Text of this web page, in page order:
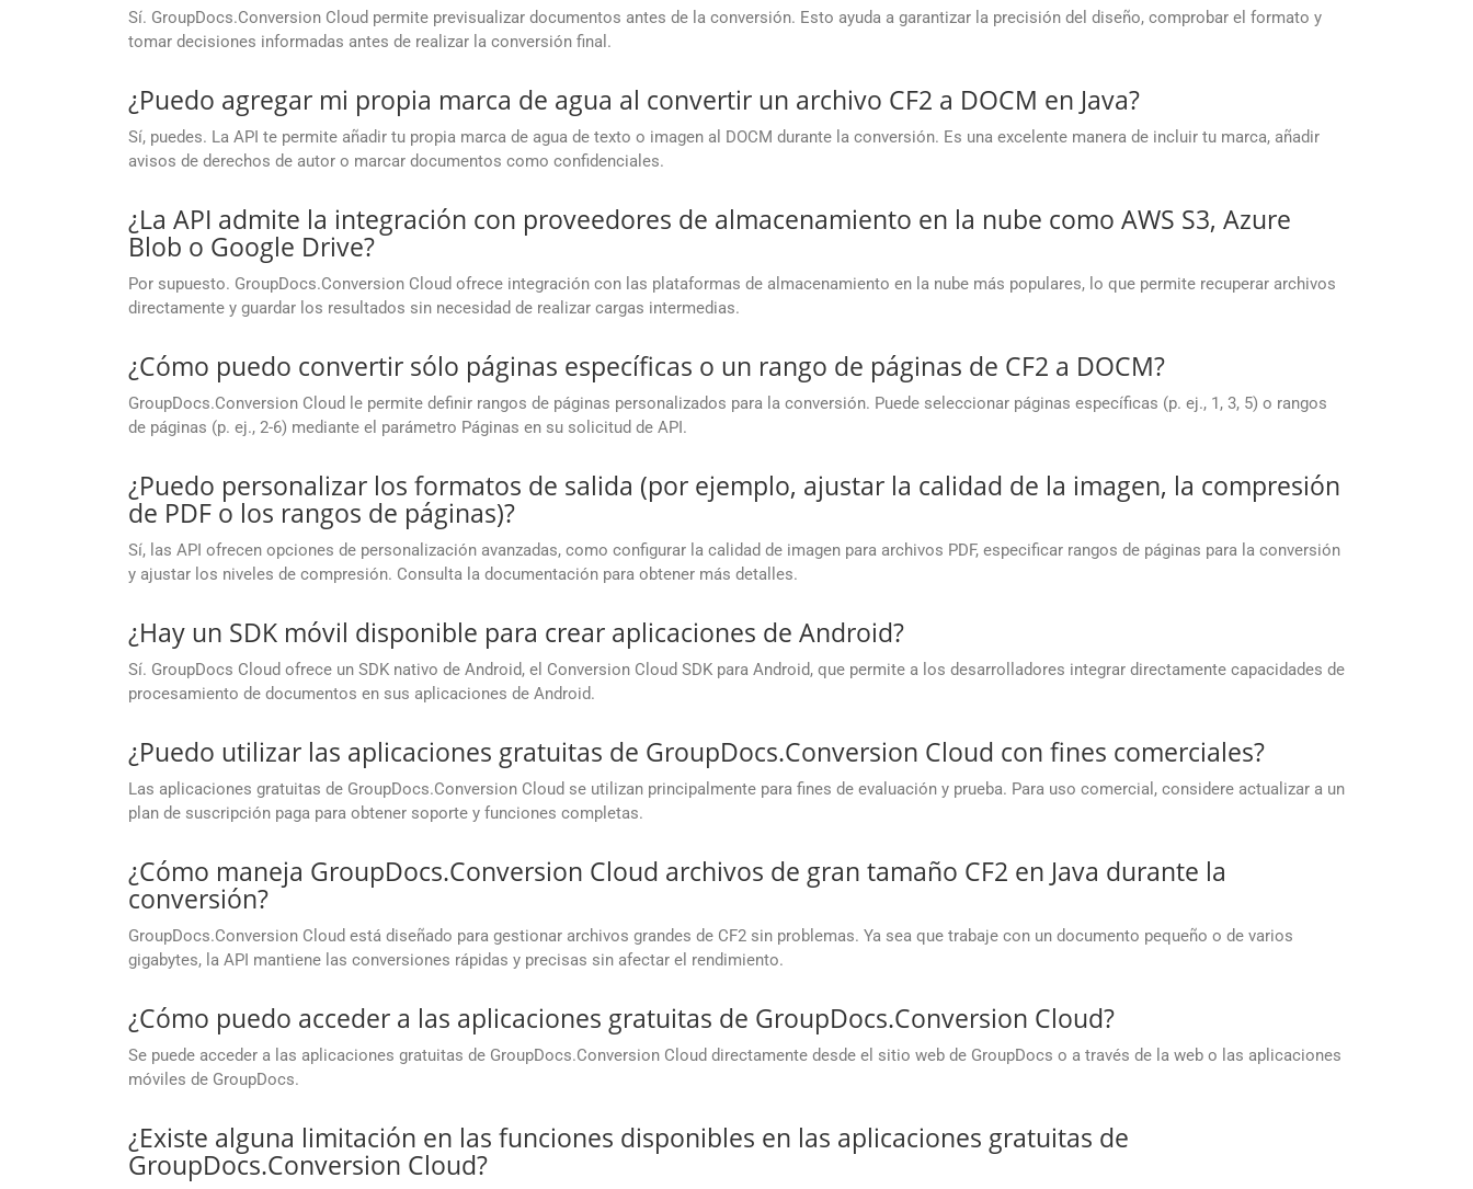
Sí. GroupDocs.Conversion Cloud permite previsualizar documentos antes de la conversión. Esto ayuda a garantizar la precisión del diseño, comprobar el formato y
tomar decisiones informadas antes de realizar la conversión final.
¿Puedo agregar mi propia marca de agua al convertir un archivo CF2 a DOCM en Java?
Sí, puedes. La API te permite añadir tu propia marca de agua de texto o imagen al DOCM durante la conversión. Es una excelente manera de incluir tu marca, añadir
avisos de derechos de autor o marcar documentos como confidenciales.
¿La API admite la integración con proveedores de almacenamiento en la nube como AWS S3, Azure
Blob o Google Drive?
Por supuesto. GroupDocs.Conversion Cloud ofrece integración con las plataformas de almacenamiento en la nube más populares, lo que permite recuperar archivos
directamente y guardar los resultados sin necesidad de realizar cargas intermedias.
¿Cómo puedo convertir sólo páginas específicas o un rango de páginas de CF2 a DOCM?
GroupDocs.Conversion Cloud le permite definir rangos de páginas personalizados para la conversión. Puede seleccionar páginas específicas (p. ej., 1, 3, 5) o rangos
de páginas (p. ej., 2-6) mediante el parámetro Páginas en su solicitud de API.
¿Puedo personalizar los formatos de salida (por ejemplo, ajustar la calidad de la imagen, la compresión
de PDF o los rangos de páginas)?
Sí, las API ofrecen opciones de personalización avanzadas, como configurar la calidad de imagen para archivos PDF, especificar rangos de páginas para la conversión
y ajustar los niveles de compresión. Consulta la documentación para obtener más detalles.
¿Hay un SDK móvil disponible para crear aplicaciones de Android?
Sí. GroupDocs Cloud ofrece un SDK nativo de Android, el Conversion Cloud SDK para Android, que permite a los desarrolladores integrar directamente capacidades de
procesamiento de documentos en sus aplicaciones de Android.
¿Puedo utilizar las aplicaciones gratuitas de GroupDocs.Conversion Cloud con fines comerciales?
Las aplicaciones gratuitas de GroupDocs.Conversion Cloud se utilizan principalmente para fines de evaluación y prueba. Para uso comercial, considere actualizar a un
plan de suscripción paga para obtener soporte y funciones completas.
¿Cómo maneja GroupDocs.Conversion Cloud archivos de gran tamaño CF2 en Java durante la
conversión?
GroupDocs.Conversion Cloud está diseñado para gestionar archivos grandes de CF2 sin problemas. Ya sea que trabaje con un documento pequeño o de varios
gigabytes, la API mantiene las conversiones rápidas y precisas sin afectar el rendimiento.
¿Cómo puedo acceder a las aplicaciones gratuitas de GroupDocs.Conversion Cloud?
Se puede acceder a las aplicaciones gratuitas de GroupDocs.Conversion Cloud directamente desde el sitio web de GroupDocs o a través de la web o las aplicaciones
móviles de GroupDocs.
¿Existe alguna limitación en las funciones disponibles en las aplicaciones gratuitas de
GroupDocs.Conversion Cloud?